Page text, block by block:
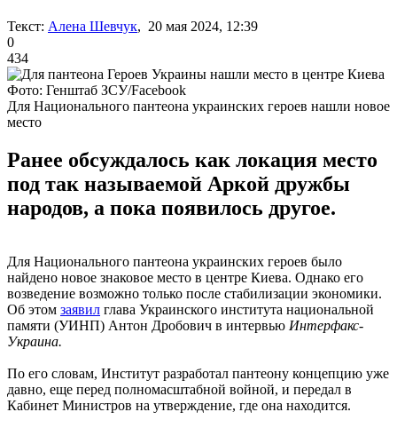
Текст: Алена Шевчук, 20 мая 2024, 12:39
0
434
Фото: Генштаб ЗСУ/Facebook
Для Национального пантеона украинских героев нашли новое
место
Ранее обсуждалось как локация место
под так называемой Аркой дружбы
народов, а пока появилось другое.
Для Национального пантеона украинских героев было
найдено новое знаковое место в центре Киева. Однако его
возведение возможно только после стабилизации экономики.
Об этом заявил глава Украинского института национальной
памяти (УИНП) Антон Дробович в интервью Интерфакс-
Украина.
По его словам, Институт разработал пантеону концепцию уже
давно, еще перед полномасштабной войной, и передал в
Кабинет Министров на утверждение, где она находится.